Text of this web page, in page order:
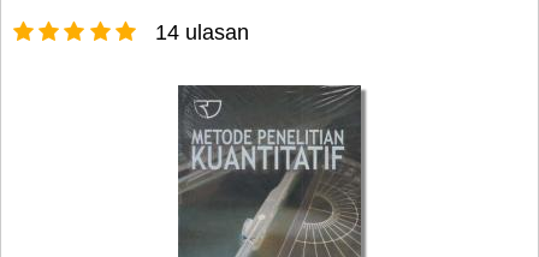
14 ulasan